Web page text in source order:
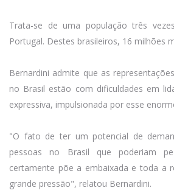
Trata-se de uma população três
Portugal. Destes brasileiros, 16 milhões
Bernardini admite que as
no Brasil estão com dificuldades em
expressiva, impulsionada por esse
"O fato de ter um potencial de
pessoas no Brasil que poderiam
certamente põe a embaixada e toda a
grande pressão", relatou Bernardini.